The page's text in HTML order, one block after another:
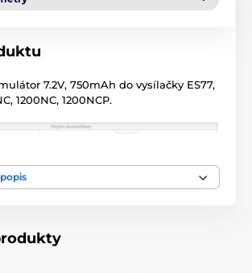
7.2V, 750mAh do vysílačky ES77,
1200NC, 1200NCP.